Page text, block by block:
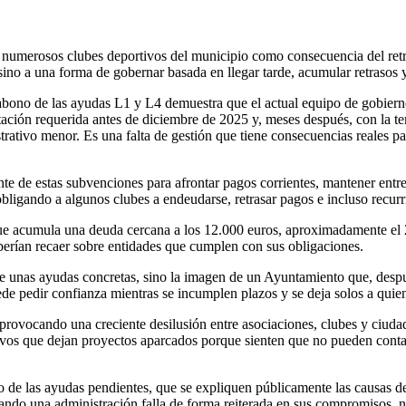
clubes deportivos del municipio como consecuencia del
a una forma de gobernar basada en llegar tarde, acumular retrasos
de las ayudas L1 y L4 demuestra que el actual equipo de
requerida antes de diciembre de 2025 y, meses después, con la
menor. Es una falta de gestión que tiene consecuencias reales
de estas subvenciones para afrontar pagos corrientes, mantener
a algunos clubes a endeudarse, retrasar pagos e incluso
una deuda cercana a los 12.000 euros, aproximadamente
recaer sobre entidades que cumplen con sus obligaciones.
ayudas concretas, sino la imagen de un Ayuntamiento que,
pedir confianza mientras se incumplen plazos y se deja solos a
una creciente desilusión entre asociaciones, clubes y
que dejan proyectos aparcados porque sienten que no pueden
las ayudas pendientes, que se expliquen públicamente las causas